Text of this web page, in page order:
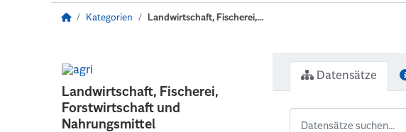
Kategorien Landwirtschaft, Fischerei,...
Landwirtschaft, Fischerei,
Forstwirtschaft und
Nahrungsmittel
Datensätze